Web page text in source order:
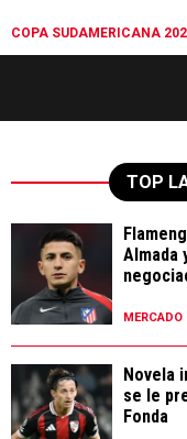
COPA SUDAMERICANA
TOP
Almada
Novela
se le
Fonda